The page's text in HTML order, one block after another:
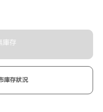
庫存
庫存狀況